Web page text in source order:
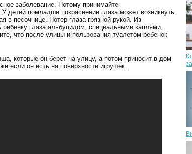
заболевание. Потому принимайте
детей помладше покраснение глаза может возникнуть
в песочнице. Потер глаза грязной рукой. Из
глаза альбуцидом, специальными каплями,
что после улицы и пользования туалетом ребенок
которые он берет на улицу, а потом приносит в дом
если он есть на поверхности игрушек.